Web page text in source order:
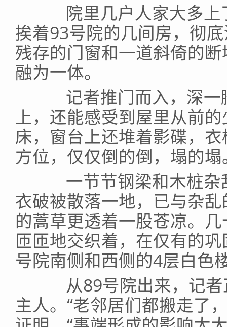
院里几户人家大多上
挨着93号院的几间房，彻
残存的门窗和一道斜倚的
融为一体。
记者推门而入，深一
上，还能感受到屋里从前
床，窗台上还堆着影碟，
方位，仅仅倒的倒，塌的塌
一节节钢梁和木桩杂
衣破被散落一地，已与杂
的蒿草更透着一股苍凉。
匝匝地交织着，在仅有的
号院南侧和西侧的4层白色
从89号院出来，记者
主人。“老邻居们都搬走了